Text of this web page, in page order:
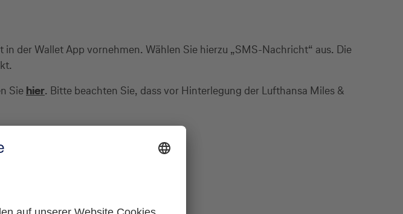
der Wallet App vornehmen. Wählen Sie hierzu „SMS-Nachricht“ aus. Die
Sie hier. Bitte beachten Sie, dass vor Hinterlegung der Lufthansa Miles &